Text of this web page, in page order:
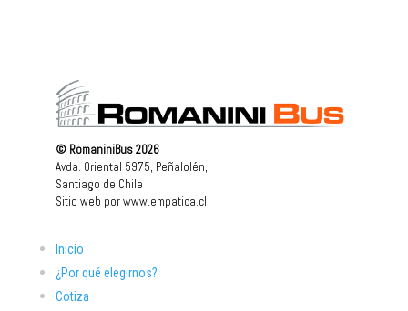
© RomaniniBus 2026
Avda. Oriental 5975, Peñalolén,
Santiago de Chile
Sitio web porwww.empatica.cl
Inicio
¿Por qué elegirnos?
Cotiza